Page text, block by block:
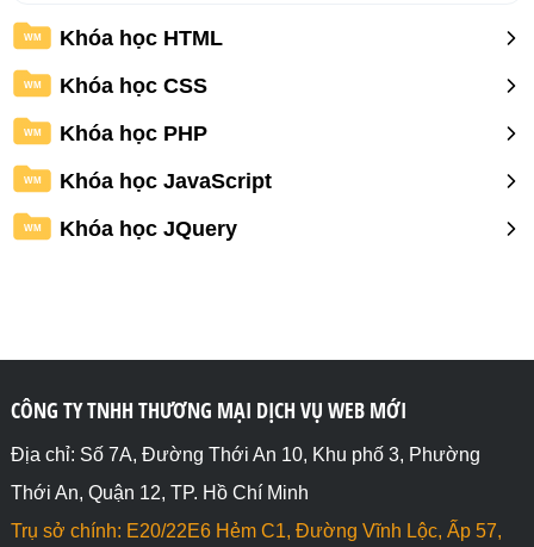
WM Khóa học HTML
WM Khóa học CSS
WM Khóa học PHP
WM Khóa học JavaScript
WM Khóa học JQuery
CÔNG TY TNHH THƯƠNG MẠI DỊCH VỤ WEB MỚI
Địa chỉ: Số 7A, Đường Thới An 10, Khu phố 3, Phường
Thới An, Quận 12, TP. Hồ Chí Minh
Trụ sở chính: E20/22E6 Hẻm C1, Đường Vĩnh Lộc, Ấp 57,